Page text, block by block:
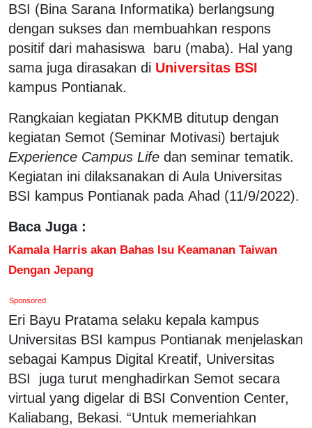
BSI (Bina Sarana Informatika) berlangsung
dengan sukses dan membuahkan respons
positif dari mahasiswa baru (maba). Hal yang
sama juga dirasakan di Universitas BSI
kampus Pontianak.
Rangkaian kegiatan PKKMB ditutup dengan
kegiatan Semot (Seminar Motivasi) bertajuk
Experience Campus Life dan seminar tematik.
Kegiatan ini dilaksanakan di Aula Universitas
BSI kampus Pontianak pada Ahad (11/9/2022).
Baca Juga :
Kamala Harris akan Bahas Isu Keamanan Taiwan
Dengan Jepang
Sponsored
Eri Bayu Pratama selaku kepala kampus
Universitas BSI kampus Pontianak menjelaskan
sebagai Kampus Digital Kreatif, Universitas
BSI juga turut menghadirkan Semot secara
virtual yang digelar di BSI Convention Center,
Kaliabang, Bekasi. “Untuk memeriahkan